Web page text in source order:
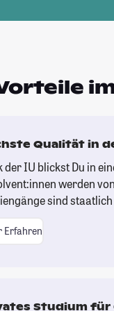
Qualität in
der IU blickst Du in
werden
sind
Erfahren
Studium für